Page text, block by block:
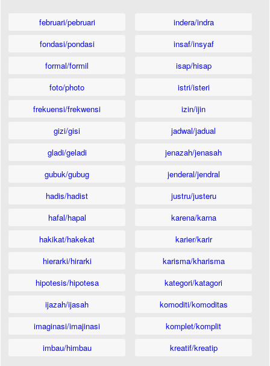
februari/pebruari
fondasi/pondasi
formal/formil
foto/photo
frekuensi/frekwensi
gizi/gisi
gladi/geladi
gubuk/gubug
hadis/hadist
hafal/hapal
hakikat/hakekat
hierarki/hirarki
hipotesis/hipotesa
ijazah/ijasah
imaginasi/imajinasi
imbau/himbau
indera/indra
insaf/insyaf
isap/hisap
istri/isteri
izin/ijin
jadwal/jadual
jenazah/jenasah
jenderal/jendral
justru/justeru
karena/karna
karier/karir
karisma/kharisma
kategori/katagori
komoditi/komoditas
komplet/komplit
kreatif/kreatip